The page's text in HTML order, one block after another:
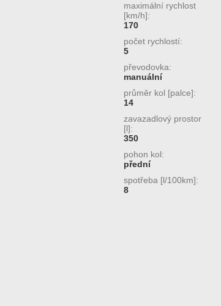
maximální rychlost
[km/h]:
170
počet rychlostí:
5
převodovka:
manuální
průměr kol [palce]:
14
zavazadlový prostor
[l]:
350
pohon kol:
přední
spotřeba [l/100km]:
8